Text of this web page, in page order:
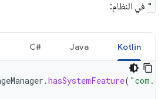
" في النظام:
Kotlin
Java
#C
.hasSystemFeature(